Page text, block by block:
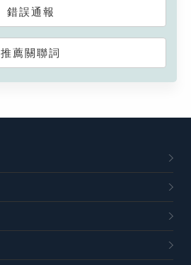
錯誤通報
推薦關聯詞